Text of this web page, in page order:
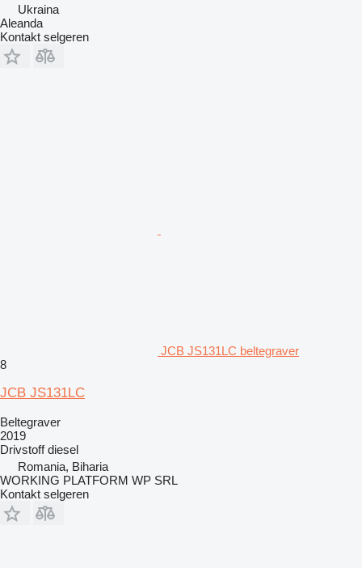
Ukraina
Aleanda
Kontakt selgeren
JCB JS131LC beltegraver
8
JCB JS131LC
Beltegraver
2019
Drivstoff diesel
Romania, Biharia
WORKING PLATFORM WP SRL
Kontakt selgeren